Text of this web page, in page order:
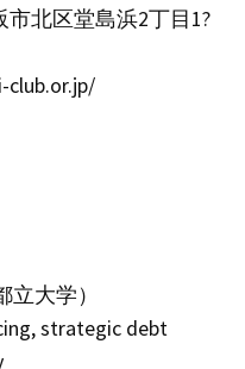
北区堂島浜2丁目1?
大学）
strategic debt